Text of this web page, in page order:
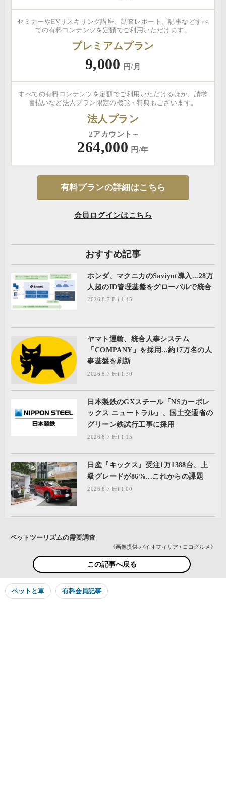
セミナーやEVリスキリング講座、調査レポート、記事などすべ
ての有料コンテンツを定額でご利用いただけます。
プレミアムプラン
9,000 円/月
すべての有料コンテンツを定額でご利用いただけるほか、請求
書払いなど法人プラン限定の機能・特典もございます。
法人プラン
2アカウント～
264,000 円/年
有料プランの詳細はこちら
会員ログインはこちら
おすすめ記事
ホンダ、マクニカのSaviynt導入...28万
人超のID管理基盤をグローバルで統合
2026.8.7 Fri 1:45
ヤマト運輸、統合人事システム
「COMPANY」を採用...約17万名の人
事基盤を刷新
2026.8.7 Fri 1:30
日本製鉄のGXスチール「NSカーボレ
ックス ニュートラル」、国土交通省の
グリーン鉄試行工事に採用
2026.8.7 Fri 1:15
日産『キックス』受注1万1388台、上
級グレードが86%...これからの課題
2026.8.7 Fri 1:00
《画像提供 バイオフィリア / ココグルメ》
ペットツーリズムの需要調査
この記事へ戻る
ペットと車 有料会員記事